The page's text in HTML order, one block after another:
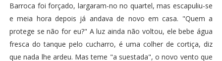
Barroca foi forçado, largaram-no no quartel, mas escapuliu-se
e meia hora depois já andava de novo em casa. "Quem a
protege se não for eu?" A luz ainda não voltou, ele bebe água
fresca do tanque pelo cucharro, é uma colher de cortiça, diz
que nada lhe ardeu. Mas teme "a suestada", o novo vento que